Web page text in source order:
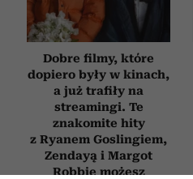
Dobre filmy, które
dopiero były w kinach,
a już trafiły na
streamingi. Te
znakomite hity
z Ryanem Goslingiem,
Zendayą i Margot
Robbie możesz